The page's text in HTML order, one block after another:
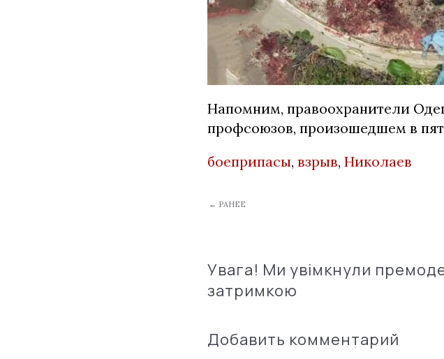
Напомним, правоохранители
профсоюзов, произошедшем в
боеприпасы, взрыв, Николаев
← РАНЕЕ
Увага! Ми увімкнули
затримкою
Добавить комментарий